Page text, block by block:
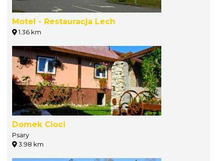
Motel - Restauracja Lech
1.36 km
Domek Cioci
Psary
3.98 km